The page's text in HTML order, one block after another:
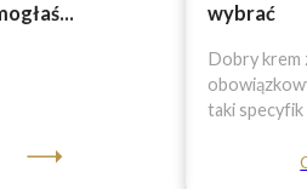
wybrać
Dobry krem
taki specyfik